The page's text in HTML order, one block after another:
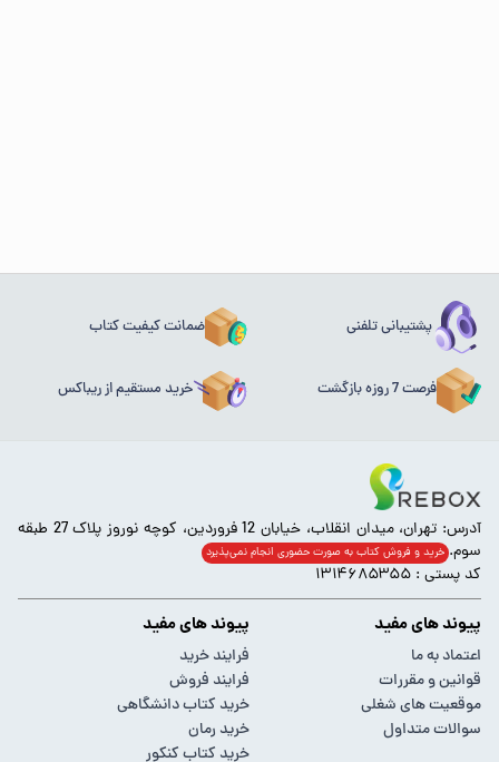
پشتیبانی تلفنی ضمانت کیفیت کتاب
فرصت 7 روزه بازگشت خرید مستقیم از ریباکس
آدرس: تهران، میدان انقلاب، خیابان 12 فروردین، کوچه نوروز پلاک 27 طبقه
سوم. خرید و فروش کتاب به صورت حضوری انجام‌ نمی‌پذیرد
کد پستی : ۱۳۱۴۶۸۵۳۵۵
پیوند های مفید
اعتماد به ما
قوانین و مقررات
موقعیت های شغلی
سوالات متداول
پیوند های مفید
فرایند خرید
فرایند فروش
خرید کتاب دانشگاهی
خرید رمان
خرید کتاب کنکور